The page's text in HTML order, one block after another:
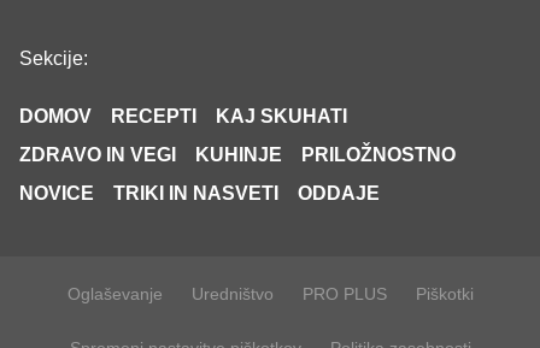
Sekcije:
DOMOV RECEPTI
KAJ SKUHATI
ZDRAVO IN VEGI
KUHINJE
PRILOŽNOSTNO
NOVICE
TRIKI IN NASVETI ODDAJE
Oglaševanje Uredništvo PRO PLUS Piškotki